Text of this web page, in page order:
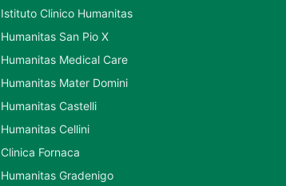
Istituto Clinico Humanitas
Humanitas San Pio X
Humanitas Medical Care
Humanitas Mater Domini
Humanitas Castelli
Humanitas Cellini
Clinica Fornaca
Humanitas Gradenigo